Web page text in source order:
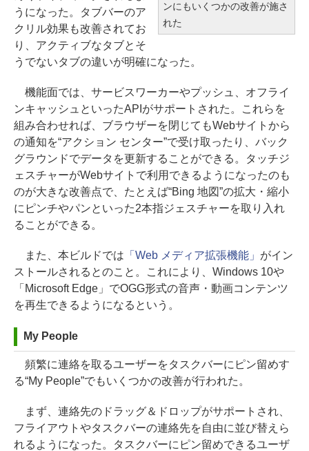
ンにもいくつかの改善が施さ
れた
うになった。タブバーのア
クリル効果も改善されてお
り、アクティブなタブとそ
うでないタブの違いが明確になった。
機能面では、サービスワーカーやプッシュ、オフライ
ンキャッシュといったAPIがサポートされた。これらを
組み合わせれば、ブラウザーを閉じてもWebサイトから
の通知を“アクション センター”で受け取ったり、バック
グラウンドでデータを更新することができる。タッチジ
ェスチャーがWebサイトで利用できるようになったのも
のが大きな改善点で、たとえば“Bing 地図”の拡大・縮小
にピンチやパンといった2本指ジェスチャーを取り入れ
ることができる。
また、本ビルドでは 「Web メディア拡張機能」 がイン
ストールされるとのこと。これにより、Windows 10や
「Microsoft Edge」でOGG形式の音声・動画コンテンツ
を再生できるようになるという。
My People
頻繁に連絡を取るユーザーをタスクバーにピン留めす
る“My People”でもいくつかの改善が行われた。
まず、連絡先のドラッグ＆ドロップがサポートされ、
フライアウトやタスクバーの連絡先を自由に並び替えら
れるようになった。タスクバーにピン留めできるユーザ